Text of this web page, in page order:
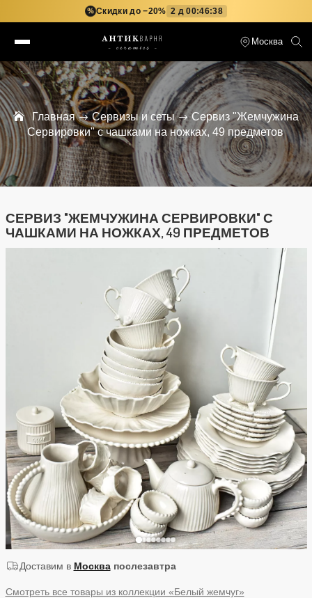
% Скидки до −20% 2 д 00:46:37
Москва
Главная Сервизы и сеты
Сервиз "Жемчужина
Сервировки" с чашками на ножках, 49 предметов
СЕРВИЗ "ЖЕМЧУЖИНА СЕРВИРОВКИ" С
ЧАШКАМИ НА НОЖКАХ, 49 ПРЕДМЕТОВ
Доставим в Москва послезавтра
Смотреть все товары из коллекции «Белый жемчуг»